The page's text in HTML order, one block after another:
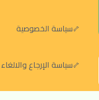
سياسة الخصوصية
سياسة الإرجاع والالغاء